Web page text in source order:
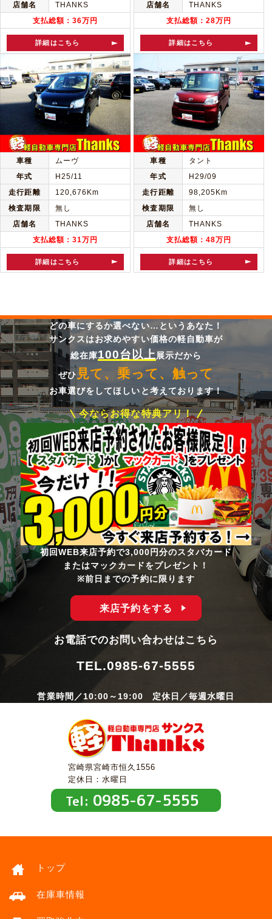
店舗名
THANKS
支払総額：36万円
詳細はこちら
店舗名
THANKS
支払総額：28万円
詳細はこちら
車種
ムーヴ
年式
H25/11
走行距離
120,676Km
検査期限
無し
店舗名
THANKS
支払総額：31万円
詳細はこちら
車種
タント
年式
H29/09
走行距離
98,205Km
検査期限
無し
店舗名
THANKS
支払総額：48万円
詳細はこちら
どの車にするか選べない…というあなた！
サンクスはお求めやすい価格の軽自動車が
総在庫100台以上展示だから
ぜひ 見て、乗って、触って
お車選びをしてほしいと考えております！
今ならお得な特典アリ！
初回WEB来店予約で3,000円分のスタバカード
またはマックカードをプレゼント！
※前日までの予約に限ります
来店予約をする
お電話でのお問い合わせはこちら
TEL.0985-67-5555
営業時間／10:00～19:00 定休日／毎週水曜日
宮崎県宮崎市恒久1556
定休日：水曜日
Tel: 0985-67-5555
トップ
在庫車情報